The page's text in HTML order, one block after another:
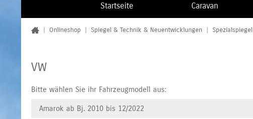
Startseite Caravan
Onlineshop Spiegel & Technik & Neuentwicklungen Spezialspiegel
VW
Bitte wählen Sie ihr Fahrzeugmodell aus:
Amarok ab Bj. 2010 bis 12/2022